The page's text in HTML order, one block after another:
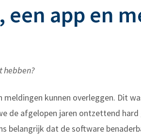
app en
hebben?
kunnen overleggen. Dit
de afgelopen jaren ontzettend
belangrijk dat de software